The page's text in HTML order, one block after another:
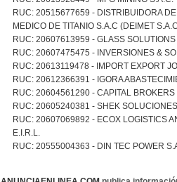
RUC: 20515677659 - DISTRIBUIDORA
MEDICO DE TITANIO S.A.C (DEIMET
RUC: 20607613959 - GLASS SOLUTIONS
RUC: 20607475475 - INVERSIONES &
RUC: 20613119478 - IMPORT EXPORT
RUC: 20612366391 - IGORA
RUC: 20604561290 - CAPITAL BROKERS
RUC: 20605240381 - SHEK
RUC: 20607069892 - ECOX LOGISTICS
E.I.R.L.
RUC: 20555004363 - DIN TEC POWER